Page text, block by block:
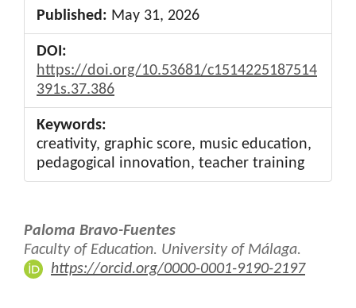
Published: May 31, 2026
DOI:
https://doi.org/10.53681/c1514225187514
391s.37.386
Keywords:
creativity, graphic score, music education,
pedagogical innovation, teacher training
Main
Article
Content
Paloma Bravo-Fuentes
Faculty of Education. University of Málaga.
https://orcid.org/0000-0001-9190-2197